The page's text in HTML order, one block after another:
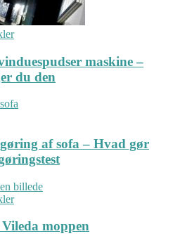
maskine –
du den
af sofa – Hvad gør
moppen